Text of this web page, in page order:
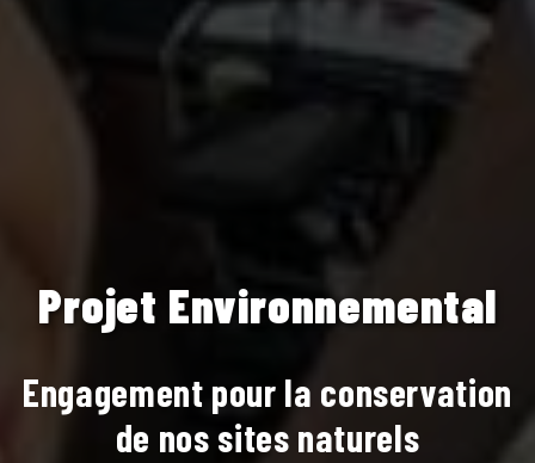
Projet Environnemental
Engagement pour la conservation
de nos sites naturels